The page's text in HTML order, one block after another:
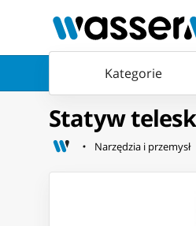
Kategorie
Statyw
Narzędzia i przemysł